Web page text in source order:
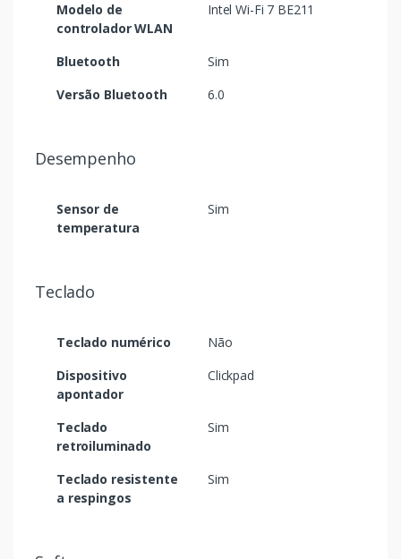
Modelo de
controlador WLAN
Intel Wi-Fi 7 BE211
Bluetooth
Sim
Versão Bluetooth
6.0
Desempenho
Sensor de
temperatura
Sim
Teclado
Teclado numérico
Não
Dispositivo
apontador
Clickpad
Teclado
retroiluminado
Sim
Teclado resistente
a respingos
Sim